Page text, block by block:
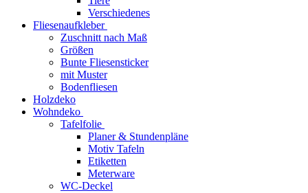
Verschiedenes
Fliesenaufkleber
Zuschnitt nach Maß
Größen
Bunte Fliesensticker
mit Muster
Bodenfliesen
Holzdeko
Wohndeko
Tafelfolie
Planer & Stundenpläne
Motiv Tafeln
Etiketten
Meterware
WC-Deckel